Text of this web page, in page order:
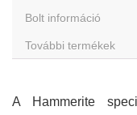
Bolt információ
További termékek
A Hammerite